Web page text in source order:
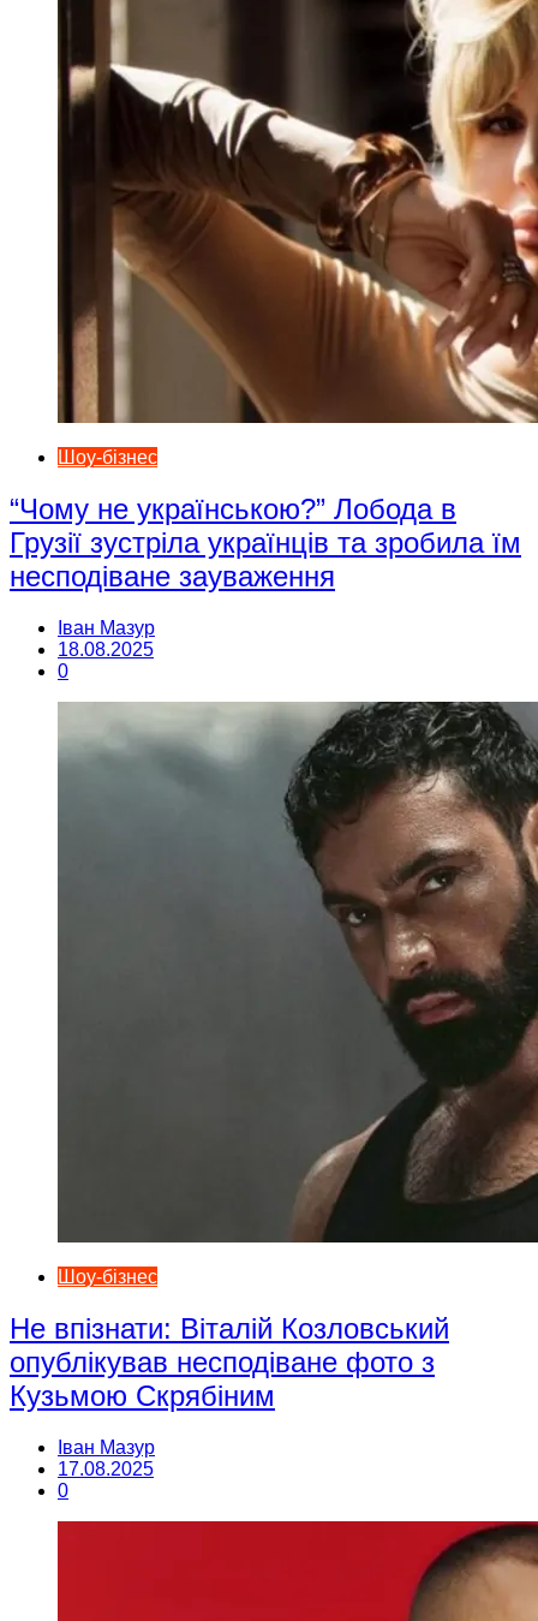
Шоу-бізнес
“Чому не українською?” Лобода в
Грузії зустріла українців та зробила їм
несподіване зауваження
Іван Мазур
18.08.2025
0
Шоу-бізнес
Не впізнати: Віталій Козловський
опублікував несподіване фото з
Кузьмою Скрябіним
Іван Мазур
17.08.2025
0